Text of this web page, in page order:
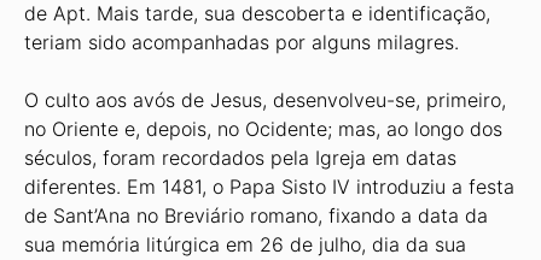
de Apt. Mais tarde, sua descoberta e identificação,
teriam sido acompanhadas por alguns milagres.
O culto aos avós de Jesus, desenvolveu-se, primeiro,
no Oriente e, depois, no Ocidente; mas, ao longo dos
séculos, foram recordados pela Igreja em datas
diferentes. Em 1481, o Papa Sisto IV introduziu a festa
de Sant’Ana no Breviário romano, fixando a data da
sua memória litúrgica em 26 de julho, dia da sua